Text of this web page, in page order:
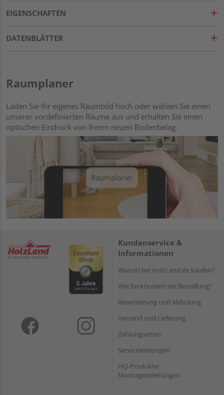
EIGENSCHAFTEN
DATENBLÄTTER
Raumplaner
Laden Sie Ihr eigenes Raumbild hoch oder wählen Sie einen
unserer vordefinierten Räume aus und erhalten Sie einen
optischen Eindruck von Ihrem neuen Bodenbelag.
Raumplaner
Kundenservice &
Informationen
Warum bei HolzLand.de kaufen?
Wie funktioniert die Bestellung?
Reservierung und Abholung
Versand und Lieferung
Zahlungsarten
Serviceleistungen
HQ-Produkte:
Montageanleitungen